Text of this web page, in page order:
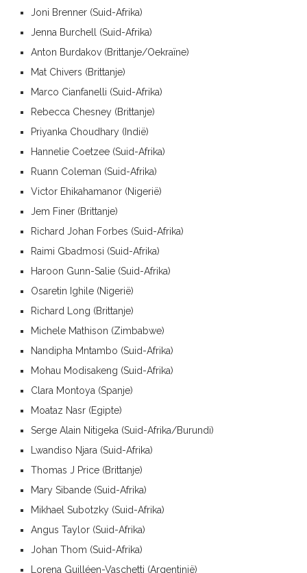
Joni Brenner (Suid-Afrika)
Jenna Burchell (Suid-Afrika)
Anton Burdakov (Brittanje/Oekraïne)
Mat Chivers (Brittanje)
Marco Cianfanelli (Suid-Afrika)
Rebecca Chesney (Brittanje)
Priyanka Choudhary (Indië)
Hannelie Coetzee (Suid-Afrika)
Ruann Coleman (Suid-Afrika)
Victor Ehikahamanor (Nigerië)
Jem Finer (Brittanje)
Richard Johan Forbes (Suid-Afrika)
Raimi Gbadmosi (Suid-Afrika)
Haroon Gunn-Salie (Suid-Afrika)
Osaretin Ighile (Nigerië)
Richard Long (Brittanje)
Michele Mathison (Zimbabwe)
Nandipha Mntambo (Suid-Afrika)
Mohau Modisakeng (Suid-Afrika)
Clara Montoya (Spanje)
Moataz Nasr (Egipte)
Serge Alain Nitigeka (Suid-Afrika/Burundi)
Lwandiso Njara (Suid-Afrika)
Thomas J Price (Brittanje)
Mary Sibande (Suid-Afrika)
Mikhael Subotzky (Suid-Afrika)
Angus Taylor (Suid-Afrika)
Johan Thom (Suid-Afrika)
Lorena Guilléen-Vaschetti (Argentinië)